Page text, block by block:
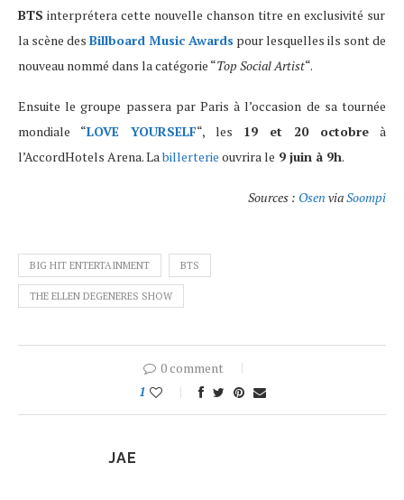
BTS interprétera cette nouvelle chanson titre en exclusivité sur
la scène des Billboard Music Awards pour lesquelles ils sont de
nouveau nommé dans la catégorie “Top Social Artist“.
Ensuite le groupe passera par Paris à l’occasion de sa tournée
mondiale “LOVE YOURSELF“, les 19 et 20 octobre à
l’AccordHotels Arena. Labillerterie ouvrira le 9 juin à 9h.
Sources : Osen viaSoompi
BIG HIT ENTERTAINMENT BTS
THE ELLEN DEGENERES SHOW
0 comment
1
JAE